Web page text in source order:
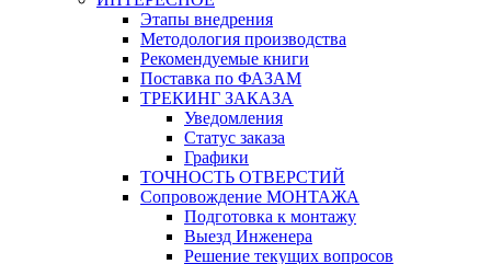
Этапы внедрения
Методология производства
Рекомендуемые книги
Поставка по ФАЗАМ
ТРЕКИНГ ЗАКАЗА
Уведомления
Статус заказа
Графики
ТОЧНОСТЬ ОТВЕРСТИЙ
Сопровождение МОНТАЖА
Подготовка к монтажу
Выезд Инженера
Решение текущих вопросов